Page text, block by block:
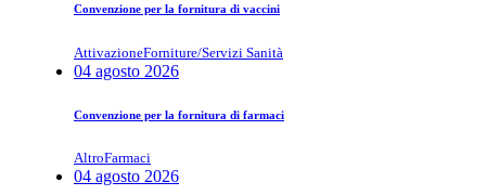
Convenzione per la fornitura di vaccini
AttivazioneForniture/Servizi Sanità
04 agosto 2026
Convenzione per la fornitura di farmaci
AltroFarmaci
04 agosto 2026